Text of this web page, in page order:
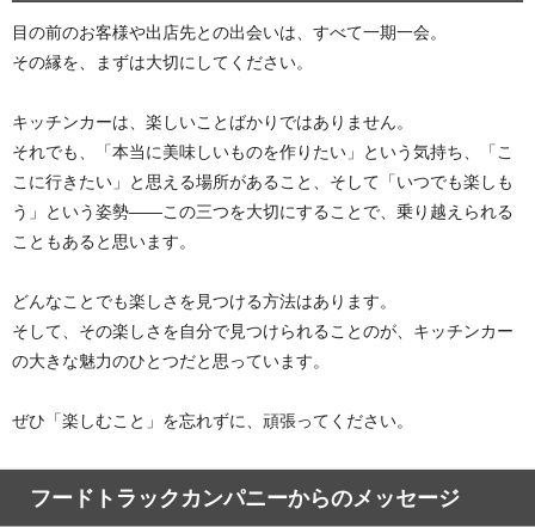
目の前のお客様や出店先との出会いは、すべて一期一会。
その縁を、まずは大切にしてください。
キッチンカーは、楽しいことばかりではありません。
それでも、「本当に美味しいものを作りたい」という気持ち、「こ
こに行きたい」と思える場所があること、そして「いつでも楽しも
う」という姿勢——この三つを大切にすることで、乗り越えられる
こともあると思います。
どんなことでも楽しさを見つける方法はあります。
そして、その楽しさを自分で見つけられることのが、キッチンカー
の大きな魅力のひとつだと思っています。
ぜひ「楽しむこと」を忘れずに、頑張ってください。
フードトラックカンパニーからのメッセージ